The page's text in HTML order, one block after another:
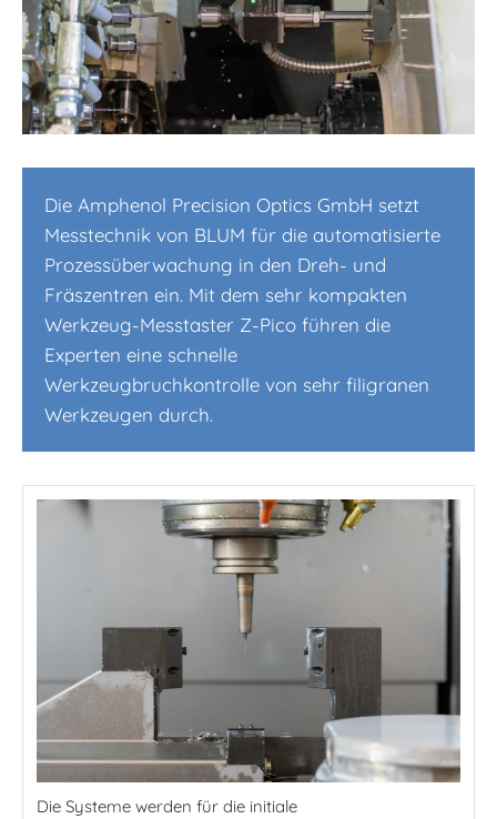
Die Amphenol Precision Optics GmbH setzt
Messtechnik von BLUM für die automatisierte
Prozessüberwachung in den Dreh- und
Fräszentren ein. Mit dem sehr kompakten
Werkzeug-Messtaster Z-Pico führen die
Experten eine schnelle
Werkzeugbruchkontrolle von sehr filigranen
Werkzeugen durch.
Die Systeme werden für die initiale